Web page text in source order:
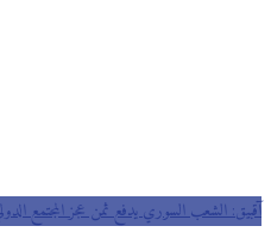
آقبيق: الشعب السوري يدفع ثمن عجز المجتمع الدولي